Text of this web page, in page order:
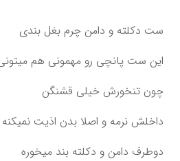
ست دکلته و دامن چرم بغل بندی
این ست پانچی رو مهمونی هم
چون تنخورش خیلی قشنگن
داخلش نرمه و اصلا بدن اذیت نمیکنه
دو‌طرف دامن و دکلته بند میخوره